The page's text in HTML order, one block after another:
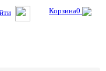
Корзина0